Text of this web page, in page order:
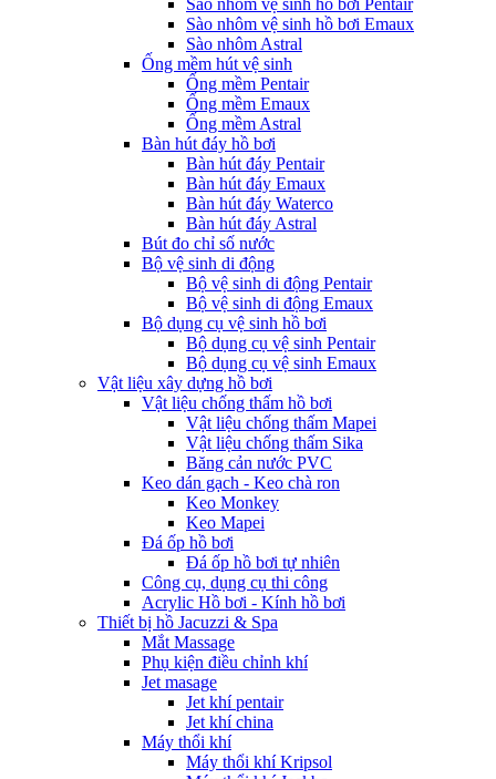
Sào nhôm vệ sinh hồ bơi Pentair
Sào nhôm vệ sinh hồ bơi Emaux
Sào nhôm Astral
Ống mềm hút vệ sinh
Ống mềm Pentair
Ống mềm Emaux
Ống mềm Astral
Bàn hút đáy hồ bơi
Bàn hút đáy Pentair
Bàn hút đáy Emaux
Bàn hút đáy Waterco
Bàn hút đáy Astral
Bút đo chỉ số nước
Bộ vệ sinh di động
Bộ vệ sinh di động Pentair
Bộ vệ sinh di động Emaux
Bộ dụng cụ vệ sinh hồ bơi
Bộ dụng cụ vệ sinh Pentair
Bộ dụng cụ vệ sinh Emaux
Vật liệu xây dựng hồ bơi
Vật liệu chống thấm hồ bơi
Vật liệu chống thấm Mapei
Vật liệu chống thấm Sika
Băng cản nước PVC
Keo dán gạch - Keo chà ron
Keo Monkey
Keo Mapei
Đá ốp hồ bơi
Đá ốp hồ bơi tự nhiên
Công cụ, dụng cụ thi công
Acrylic Hồ bơi - Kính hồ bơi
Thiết bị hồ Jacuzzi & Spa
Mắt Massage
Phụ kiện điều chỉnh khí
Jet masage
Jet khí pentair
Jet khí china
Máy thổi khí
Máy thổi khí Kripsol